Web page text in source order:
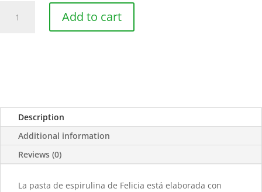
Add to cart
Description
Additional information
Reviews (0)
La pasta de espirulina de Felicia está elaborada con